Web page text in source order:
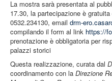
La mostra sarà presentata al
17.30, la partecipazione è gratuita
0532.234130, email drm-
compilando il form al link https://
prenotazione è obbligatoria per
palazzi storici
Questa realizzazione, curata dal
coordinamento con la Direzione